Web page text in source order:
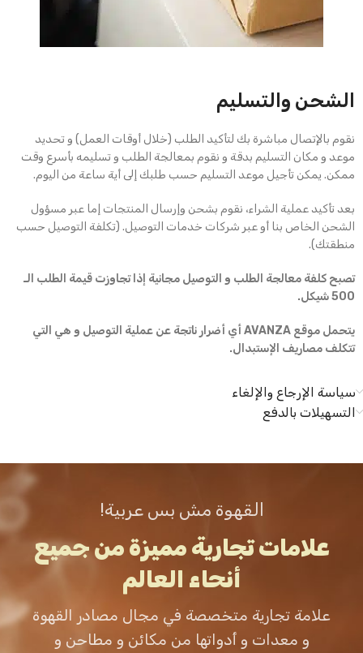
الشحن والتسليم
نقوم بالإتصال مباشرة بك لتأكيد الطلب (خلال أوقات العمل) و تحديد
موعد و مكان التسليم بدقة و نقوم بمعالجة الطلب و تسليمه بأسرع وقت
ممكن. يمكن تأجيل موعد التسليم حسب طلبك إلى أية ساعة من اليوم.
بعد تأكيد عملية الشراء، نقوم بشحن وإرسال المنتجات إما عبر مسؤول
الشحن الخاص بنا أو عبر شركات خدمات التوصيل. (تكلفة التوصيل حسب
منطقتك).
تصبح كلفة معالجة الطلب و التوصيل مجانية إذا تجاوزت قيمة الطلب الـ
500 شيكل.
يتحمل موقع AVANZA أي أضرار ناتجة عن عملية التوصيل و هي التي
تتكلف مصاريف الإستبدال.
سياسة الإرجاع والإلغاء
التسهيلات بالدفع
القهوة مش بس عربية!
علامات تجارية مميزة من جميع
أنحاء العالم
علامة تجارية متخصصة في مجال مصادر القهوة
و معدات و أدواتها من مكائن و مطاحن و